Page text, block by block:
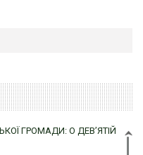
ГРОМАДИ: О ДЕВ’ЯТІЙ